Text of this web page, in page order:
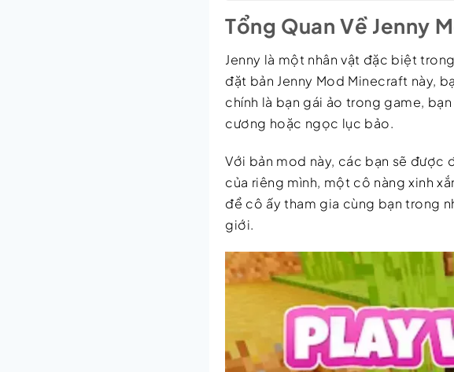
Tổng Quan Về Jenny
Jenny là một nhân vật đặc biệt
đặt bản Jenny Mod Minecraft này,
chính là bạn gái ảo trong game,
cương hoặc ngọc lục bảo.
Với bản mod này, các bạn sẽ được
của riêng mình, một cô nàng xinh
để cô ấy tham gia cùng bạn trong
giới.